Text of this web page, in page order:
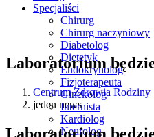
Specjaliści
Chirurg
Chirurg naczyniowy
Diabetolog
Dietetyk
Endokrynolog
Fizjoterapeuta
Ginekolog
Internista
Kardiolog
Neurolog
Laboratorium
Centrum Zdrowia Rodziny
jeden news
Laboratorium